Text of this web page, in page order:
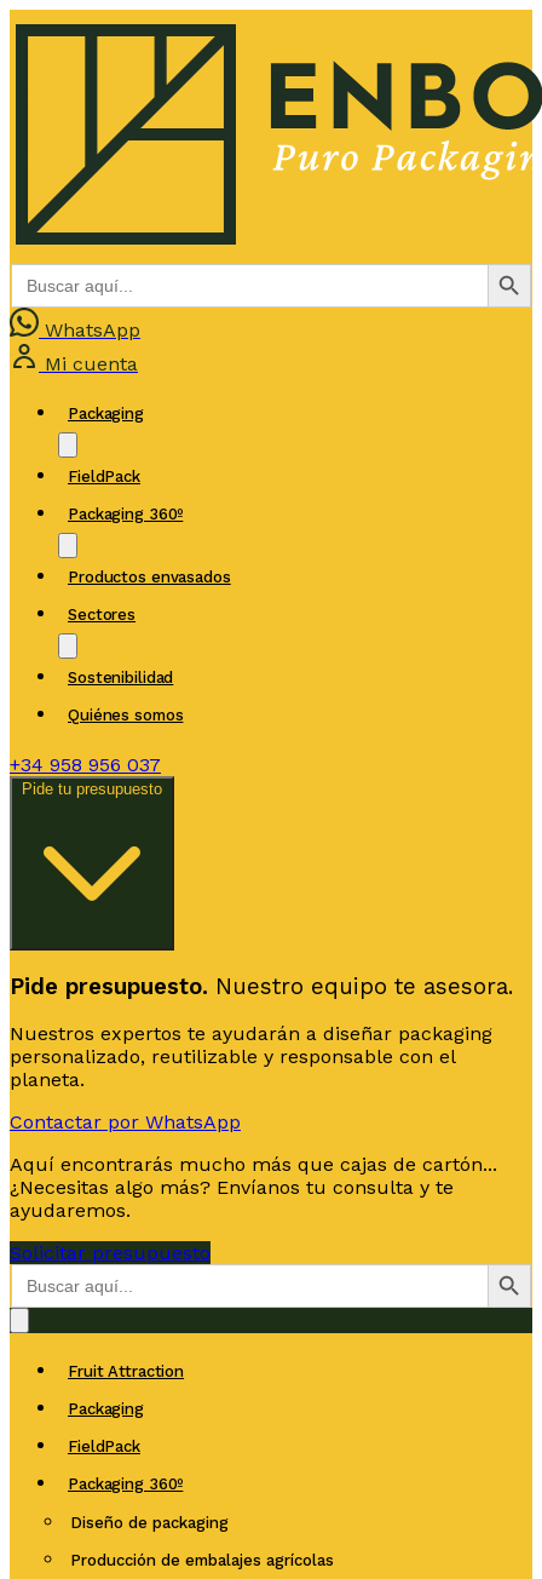
Buscar: Botón de
WhatsApp
Mi cuenta
Packaging
FieldPack
Packaging 360º
Productos envasados
Sectores
Sostenibilidad
Quiénes somos
+34 958 956 037
Pide tu presupuesto
Pide presupuesto. Nuestro equipo te asesora.
Nuestros expertos te ayudarán a diseñar packaging
personalizado, reutilizable y responsable con el
planeta.
Contactar por WhatsApp
Aquí encontrarás mucho más que cajas de cartón...
¿Necesitas algo más? Envíanos tu consulta y te
ayudaremos.
Solicitar presupuesto
Buscar:
Botón de
Fruit Attraction
Packaging
FieldPack
Packaging 360º
Diseño de packaging
Producción de embalajes agrícolas